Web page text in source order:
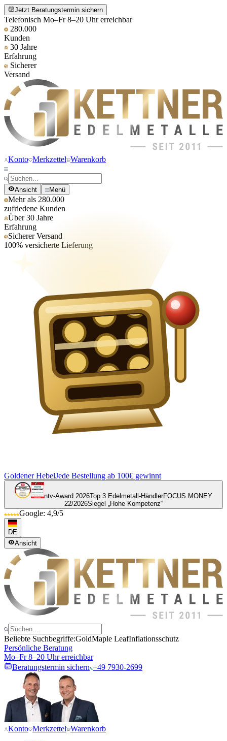
Jetzt Beratungstermin sichern
Telefonisch Mo–Fr 8–20 Uhr erreichbar
280.000
Kunden
30 Jahre
Erfahrung
Sicherer
Versand
Konto Merkzettel Warenkorb
Ansicht Menü
Mehr als 280.000
zufriedene Kunden
Über 30 Jahre
Erfahrung
Sicherer Versand
100% versicherte Lieferung
Goldener HebelJede Bestellung ab 100€ gewinnt
ntv-Award 2026Top 3 Edelmetall-HändlerFOCUS MONEY
22/2026Siegel „Hohe Kompetenz“
Google: 4,9/5
DE
Ansicht
Beliebte Suchbegriffe:GoldMaple LeafInflationsschutz
Persönliche Beratung
Mo–Fr 8–20 Uhr erreichbar
Beratungstermin sichern +49 7930-2699
Konto Merkzettel Warenkorb